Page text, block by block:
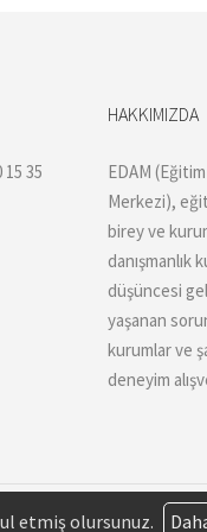
35
HAKKIMIZDA
EDAM (Eğitim
Merkezi),
birey ve
danışmanlık
düşüncesi
yaşanan
kurumlar ve
deneyim
etmiş olursunuz.